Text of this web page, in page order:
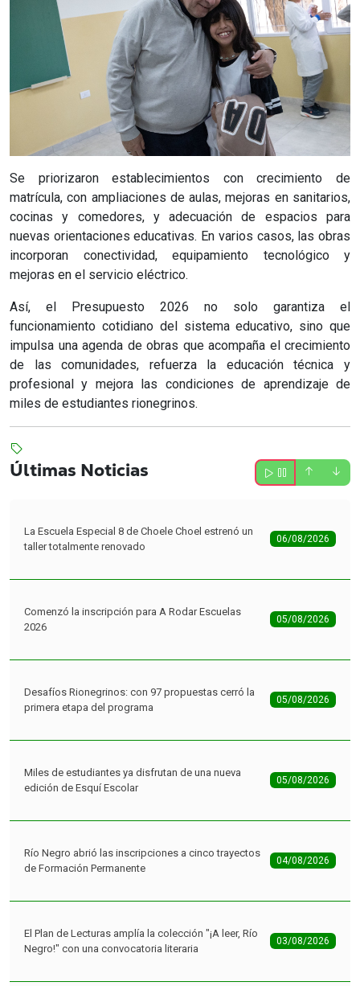
Se priorizaron establecimientos con crecimiento de
matrícula, con ampliaciones de aulas, mejoras en sanitarios,
cocinas y comedores, y adecuación de espacios para
nuevas orientaciones educativas. En varios casos, las obras
incorporan conectividad, equipamiento tecnológico y
mejoras en el servicio eléctrico.
Así, el Presupuesto 2026 no solo garantiza el
funcionamiento cotidiano del sistema educativo, sino que
impulsa una agenda de obras que acompaña el crecimiento
de las comunidades, refuerza la educación técnica y
profesional y mejora las condiciones de aprendizaje de
miles de estudiantes rionegrinos.
Últimas Noticias
La Escuela Especial 8 de Choele Choel estrenó un
taller totalmente renovado
06/08/2026
Comenzó la inscripción para A Rodar Escuelas
2026
05/08/2026
Desafíos Rionegrinos: con 97 propuestas cerró la
primera etapa del programa
05/08/2026
Miles de estudiantes ya disfrutan de una nueva
edición de Esquí Escolar
05/08/2026
Río Negro abrió las inscripciones a cinco trayectos
de Formación Permanente
04/08/2026
El Plan de Lecturas amplía la colección "¡A leer, Río
Negro!" con una convocatoria literaria
03/08/2026